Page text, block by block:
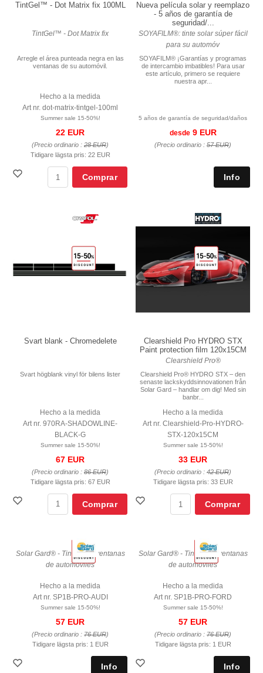
TintGel™ - Dot Matrix fix 100ML
TintGel™ - Dot Matrix fix
Arregle el área punteada negra en las
ventanas de su automóvil.
Hecho a la medida
Art nr. dot-matrix-tintgel-100ml
Summer sale 15-50%!
22 EUR
(Precio ordinario : 28 EUR)
Tidigare lägsta pris: 22 EUR
Comprar
Nueva película solar y reemplazo
- 5 años de garantía de
seguridad/...
SOYAFILM®: tinte solar súper fácil
para su automóv
SOYAFILM® ¡Garantías y programas
de intercambio imbatibles! Para usar
este artículo, primero se requiere
nuestra apr...
5 años de garantía de seguridad/daños
desde9 EUR
(Precio ordinario : 57 EUR)
Svart blank - Chromedelete
Svart högblank vinyl för bilens lister
Hecho a la medida
Art nr. 970RA-SHADOWLINE-
BLACK-G
Summer sale 15-50%!
67 EUR
(Precio ordinario : 86 EUR)
Tidigare lägsta pris: 67 EUR
Comprar
Clearshield Pro HYDRO STX
Paint protection film 120x15CM
Clearshield Pro®
Clearshield Pro® HYDRO STX – den
senaste lackskyddsinnovationen från
Solar Gard – handlar om dig! Med sin
banbr...
Hecho a la medida
Art nr. Clearshield-Pro-HYDRO-
STX-120x15CM
Summer sale 15-50%!
33 EUR
(Precio ordinario : 42 EUR)
Tidigare lägsta pris: 33 EUR
Comprar
Solar Gard® - Tinte para ventanas
de automóviles
Hecho a la medida
Art nr. SP1B-PRO-AUDI
Summer sale 15-50%!
57 EUR
(Precio ordinario : 76 EUR)
Tidigare lägsta pris: 1 EUR
Solar Gard® - Tinte para ventanas
de automóviles
Hecho a la medida
Art nr. SP1B-PRO-FORD
Summer sale 15-50%!
57 EUR
(Precio ordinario : 76 EUR)
Tidigare lägsta pris: 1 EUR